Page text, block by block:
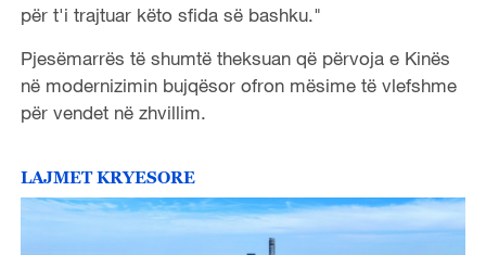
për t'i trajtuar këto sfida së bashku."
Pjesëmarrës të shumtë theksuan që përvoja e Kinës
në modernizimin bujqësor ofron mësime të vlefshme
për vendet në zhvillim.
LAJMET KRYESORE